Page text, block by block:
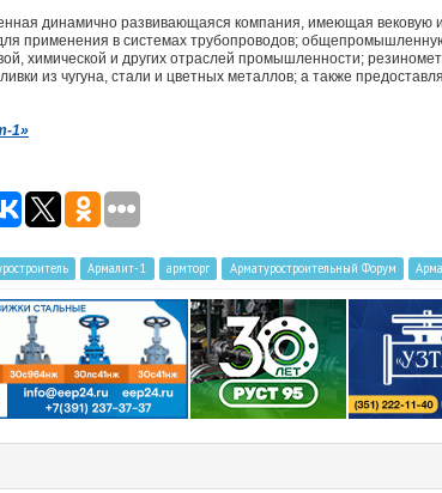
динамично развивающаяся компания, имеющая вековую
применения в системах трубопроводов;
химической и других отраслей промышленности;
из чугуна, стали и цветных металлов; а также
1»
Армалит-1 армторг Арматуростроительный Форум